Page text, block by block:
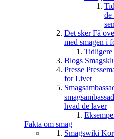
de
Det skerFå
med smagen i
Tidligere
Blogs
Presse
for Livet
hvad de laver
Fakta om smag
Smagswiki